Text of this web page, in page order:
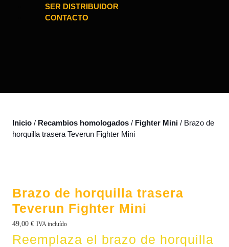
SER DISTRIBUIDOR
CONTACTO
Inicio / Recambios homologados / Fighter Mini / Brazo de
horquilla trasera Teverun Fighter Mini
Brazo de horquilla trasera
Teverun Fighter Mini
49,00 € IVA incluído
Reemplaza el brazo de horquilla